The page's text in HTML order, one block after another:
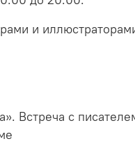
и
Встреча с